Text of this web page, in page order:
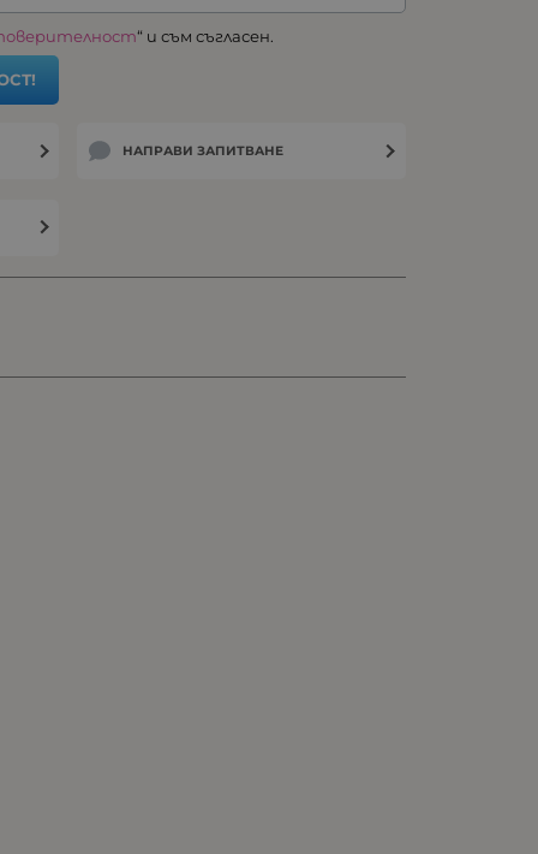
“ и съм съгласен.
НАПРАВИ ЗАПИТВАНЕ